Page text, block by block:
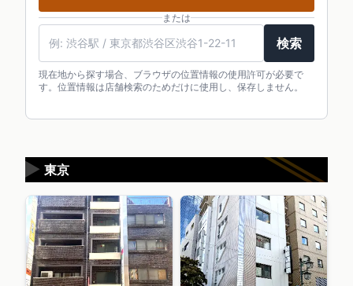
または
検索
現在地から探す場合、ブラウザの位置情報の使用許可が必要で
す。位置情報は店舗検索のためだけに使用し、保存しません。
東京
▶